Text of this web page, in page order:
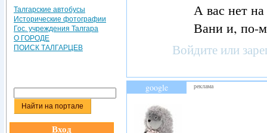
А вас нет
Вани и, по-
Войдите или
google реклама
Талгарские автобусы
Исторические фотографии
Гос. учреждения Талгара
О ГОРОДЕ
ПОИСК ТАЛГАРЦЕВ
Вход